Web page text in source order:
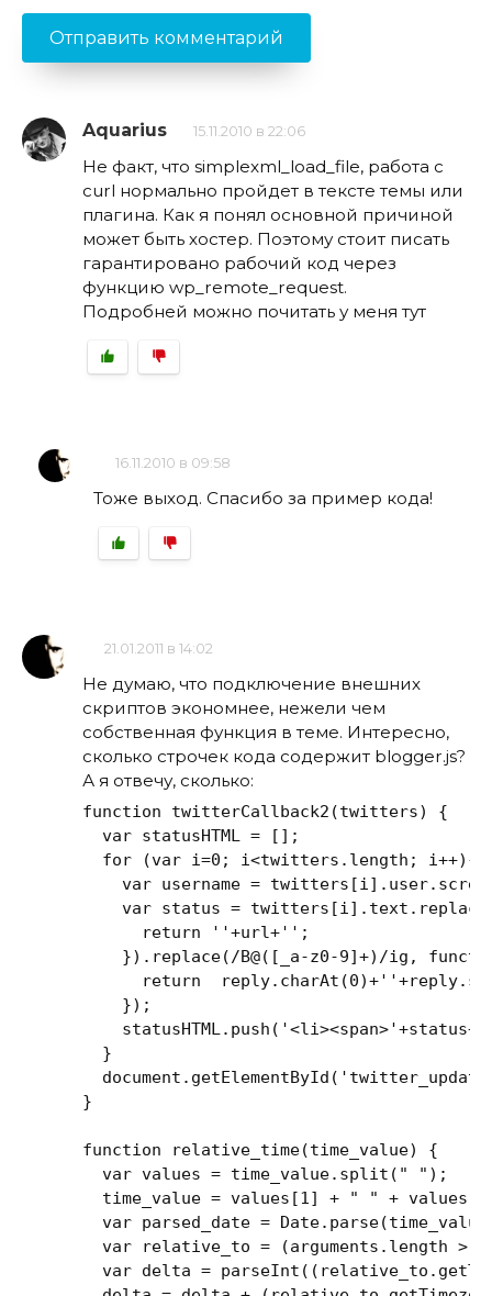
Aquarius 15.11.2010 в 22:06
Не факт, что simplexml_load_file, работа с
curl нормально пройдет в тексте темы или
плагина. Как я понял основной причиной
может быть хостер. Поэтому стоит писать
гарантировано рабочий код через
функцию wp_remote_request.
Подробней можно почитать у меня тут
16.11.2010 в 09:58
Тоже выход. Спасибо за пример кода!
21.01.2011 в 14:02
Не думаю, что подключение внешних
скриптов экономнее, нежели чем
собственная функция в теме. Интересно,
сколько строчек кода содержит blogger.js?
А я отвечу, сколько:
function twitterCallback2 (twitters) {
var statusHTML = [];
for (var i=0 ; i<twitters.length; i++){
var username =
var status =
return
''+url+'' ;
    }).replace(
/B@([_a-z0-9]+)/ig ,
return
  reply.charAt(
0)+''
    });
    statusHTML.push(
'<li><span>'+status+
  }
document .getElementById(
}
function relative_time(time_value) {
var values = time_value.split( " " );
  time_value = values[
1] + " " + values[
var parsed_date = Date
var relative_to = (arguments .length >
var delta = parseInt